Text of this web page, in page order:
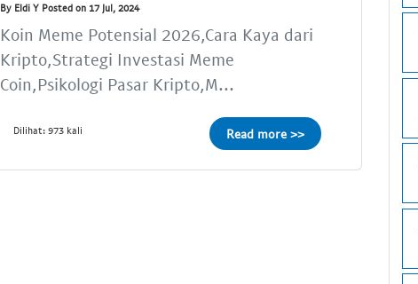
By Eldi Y Posted on 17 Jul, 2024
Koin Meme Potensial 2026,Cara Kaya dari
Kripto,Strategi Investasi Meme
Coin,Psikologi Pasar Kripto,M...
Dilihat: 973 kali Read more >>